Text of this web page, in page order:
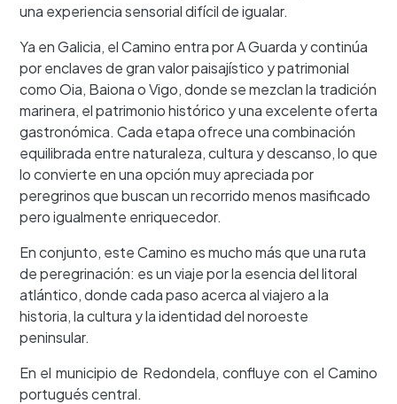
una experiencia sensorial difícil de igualar.
Ya en Galicia, el Camino entra por A Guarda y continúa
por enclaves de gran valor paisajístico y patrimonial
como Oia, Baiona o Vigo, donde se mezclan la tradición
marinera, el patrimonio histórico y una excelente oferta
gastronómica. Cada etapa ofrece una combinación
equilibrada entre naturaleza, cultura y descanso, lo que
lo convierte en una opción muy apreciada por
peregrinos que buscan un recorrido menos masificado
pero igualmente enriquecedor.
En conjunto, este Camino es mucho más que una ruta
de peregrinación: es un viaje por la esencia del litoral
atlántico, donde cada paso acerca al viajero a la
historia, la cultura y la identidad del noroeste
peninsular.
En el municipio de Redondela, confluye con el Camino
portugués central.
+